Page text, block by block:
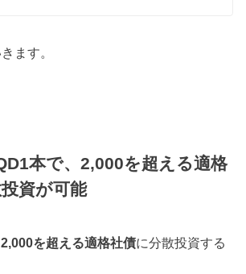
ます。
本で、2,000を超える適格
資が可能
2,000を超える適格社債に分散投資する